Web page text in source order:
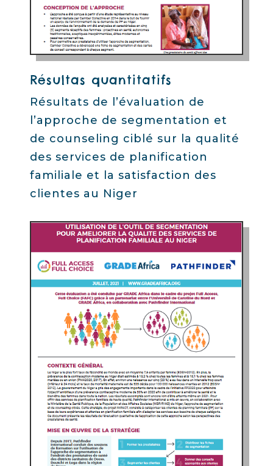
Résultas quantitatifs
Résultats de l’évaluation de
l’approche de segmentation et
de counseling ciblé sur la qualité
des services de planification
familiale et la satisfaction des
clientes au Niger